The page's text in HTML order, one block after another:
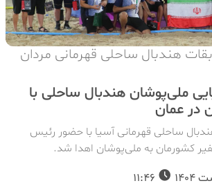
هندبال ساحلی قهرمانی مردان
ملی‌پوشان هندبال ساحلی با
در‌ عمان
ساحلی قهرمانی آسیا با حضور رئیس
کشورمان به ملی‌پوشان اهدا شد.